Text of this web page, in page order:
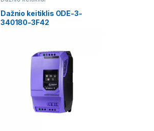
Dažnio keitiklis ODE-3-
340180-3F42